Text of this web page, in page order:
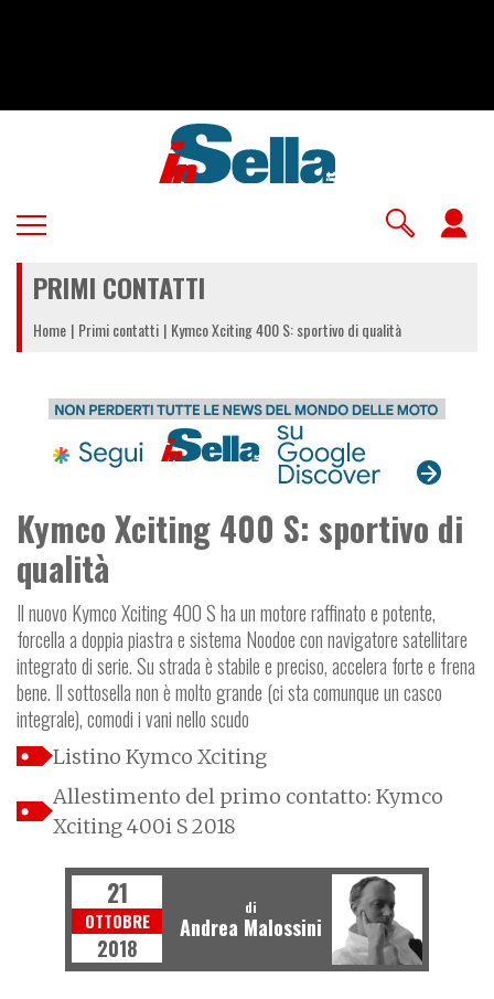
PRIMI CONTATTI
Home Primi contatti Kymco Xciting 400 S: sportivo di qualità
Kymco Xciting 400 S: sportivo di
qualità
Il nuovo Kymco Xciting 400 S ha un motore raffinato e potente,
forcella a doppia piastra e sistema Noodoe con navigatore satellitare
integrato di serie. Su strada è stabile e preciso, accelera forte e frena
bene. Il sottosella non è molto grande (ci sta comunque un casco
integrale), comodi i vani nello scudo
Listino Kymco Xciting
Allestimento del primo contatto: Kymco
Xciting 400i S 2018
21
OTTOBRE
2018
di
Andrea Malossini